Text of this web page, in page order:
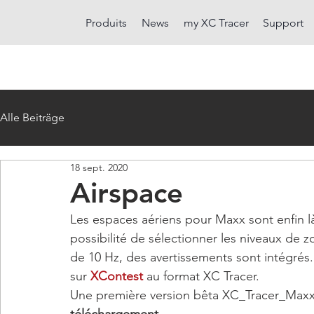
Produits News my XC Tracer Support
Alle Beiträge
Airspace
18 sept. 2020
Les espaces aériens pour Maxx sont
possibilité de sélectionner les niveaux de
de 10 Hz, des avertissements sont
sur XContest au format XC Tracer.
Une première version bêta